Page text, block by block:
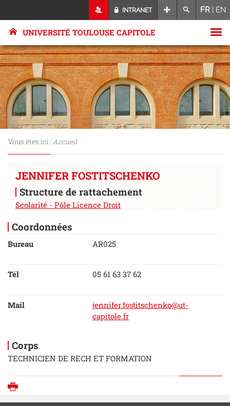
INTRANET FR | EN
UNIVERSITÉ TOULOUSE CAPITOLE
Vous êtes ici : Accueil
JENNIFER FOSTITSCHENKO
Structure de rattachement
Scolarité - Pôle Licence Droit
Coordonnées
Bureau AR025
Tél 05 61 63 37 62
Mail
jennifer.fostitschenko@ut-
capitole.fr
Corps
TECHNICIEN DE RECH ET FORMATION